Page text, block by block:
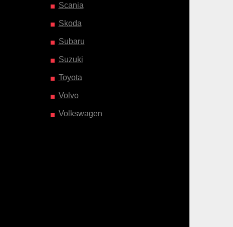
Scania
Skoda
Subaru
Suzuki
Toyota
Volvo
Volkswagen